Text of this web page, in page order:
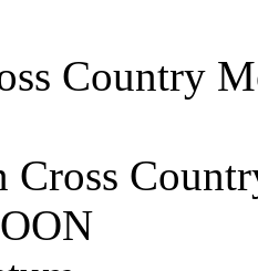
Country
Cross